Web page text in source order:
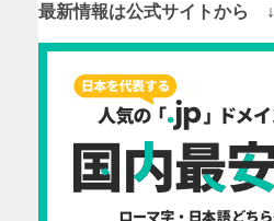
最新情報は公式サイトから ↓